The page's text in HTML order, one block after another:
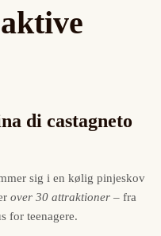
di castagneto
sig i en kølig pinjeskov
over 30 attraktioner – fra
for teenagere.